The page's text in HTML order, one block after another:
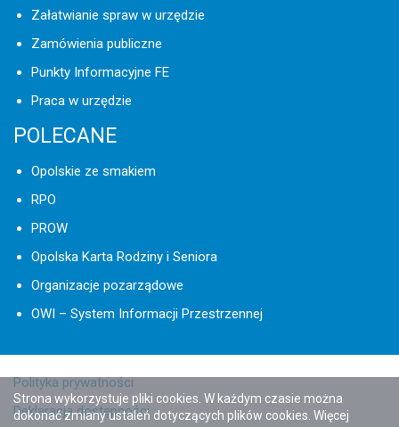
Załatwianie spraw w urzędzie
Zamówienia publiczne
Punkty Informacyjne FE
Praca w urzędzie
POLECANE
Opolskie ze smakiem
RPO
PROW
Opolska Karta Rodziny i Seniora
Organizacje pozarządowe
OWI – System Informacji Przestrzennej
Polityka prywatności
Deklaracja dostępności
Strona wykorzystuje pliki cookies. W każdym czasie można
dokonać zmiany ustaleń dotyczących plików cookies. Więcej